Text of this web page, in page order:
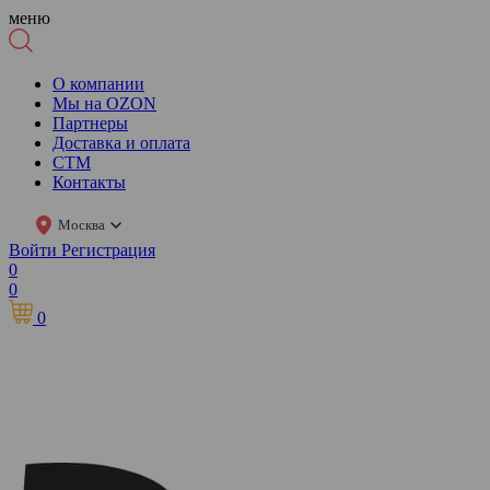
меню
О компании
Мы на OZON
Партнеры
Доставка и оплата
СТМ
Контакты
Москва
Войти Регистрация
0
0
0